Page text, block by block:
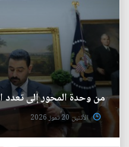
من وحدة المحور إلى تعدد
الأثنين 20 تموز 2026